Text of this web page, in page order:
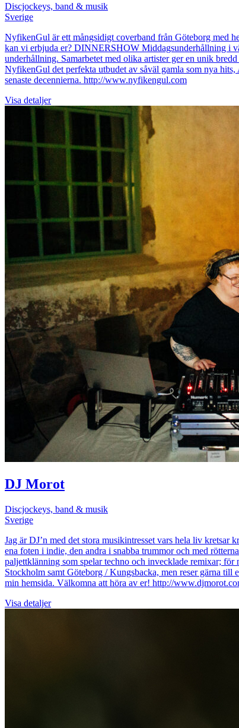
Discjockeys, band & musik
Sverige
NyfikenGul är ett mångsidigt coverband från Göteborg med
kan vi erbjuda er? DINNERSHOW Middagsunderhållning i
underhållning. Samarbetet med olika artister ger en unik
NyfikenGul det perfekta utbudet av såväl gamla som nya
senaste decennierna. http://www.nyfikengul.com
Visa detaljer
DJ Morot
Discjockeys, band & musik
Sverige
Jag är DJ’n med det stora musikintresset vars hela liv
ena foten i indie, den andra i snabba trummor och med
paljettklänning som spelar techno och invecklade remixar;
Stockholm samt Göteborg / Kungsbacka, men reser gärna
min hemsida. Välkomna att höra av er! http://
Visa detaljer